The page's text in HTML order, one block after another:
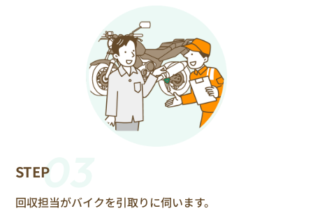
STEP03
回収担当がバイクを引取りに伺います。